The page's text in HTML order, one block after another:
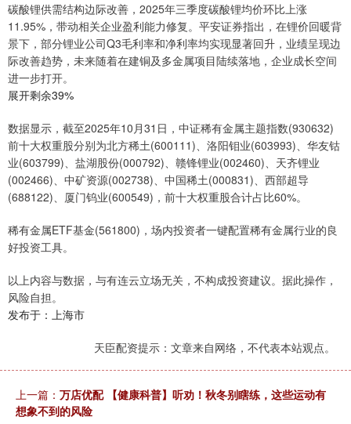
碳酸锂供需结构边际改善，2025年三季度碳酸锂均价环比上涨
11.95%，带动相关企业盈利能力修复。平安证券指出，在锂价回暖背
景下，部分锂业公司Q3毛利率和净利率均实现显著回升，业绩呈现边
际改善趋势，未来随着在建铜及多金属项目陆续落地，企业成长空间
进一步打开。
展开剩余39%
数据显示，截至2025年10月31日，中证稀有金属主题指数(930632)
前十大权重股分别为北方稀土(600111)、洛阳钼业(603993)、华友钴
业(603799)、盐湖股份(000792)、赣锋锂业(002460)、天齐锂业
(002466)、中矿资源(002738)、中国稀土(000831)、西部超导
(688122)、厦门钨业(600549)，前十大权重股合计占比60%。
稀有金属ETF基金(561800)，场内投资者一键配置稀有金属行业的良
好投资工具。
以上内容与数据，与有连云立场无关，不构成投资建议。据此操作，
风险自担。
发布于：上海市
天臣配资提示：文章来自网络，不代表本站观点。
上一篇： 万店优配 【健康科普】听劝！秋冬别瞎练，这些运动有
想象不到的风险